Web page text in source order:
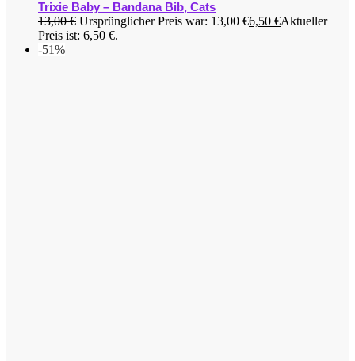
Trixie Baby – Bandana Bib, Cats
13,00€ Ursprünglicher Preis war: 13,00 €6,50 €Aktueller
Preis ist: 6,50 €.
-51%